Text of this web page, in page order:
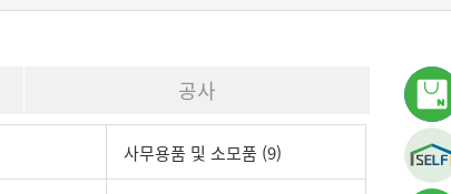
공사
사무용품 및 소모품 (9)